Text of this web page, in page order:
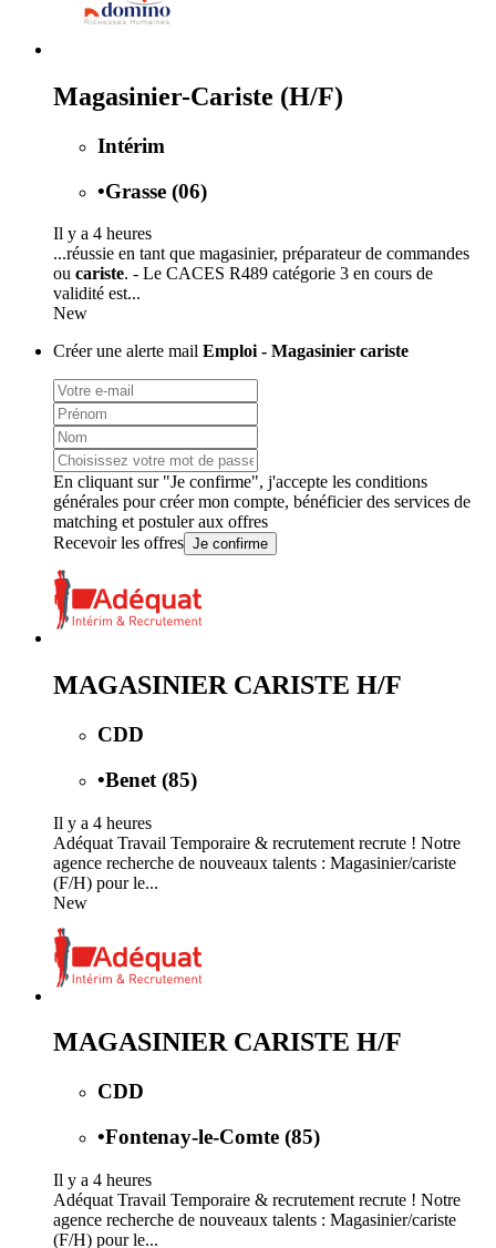
Magasinier-Cariste (H/F)
Intérim
•Grasse (06)
Il y a 4 heures
...réussie en tant que magasinier, préparateur de commandes
ou cariste. - Le CACES R489 catégorie 3 en cours de
validité est...
New
Créer une alerte mail Emploi - Magasinier cariste
En cliquant sur "Je confirme", j'accepte les conditions
générales pour créer mon compte, bénéficier des services de
matching et postuler aux offres
Recevoir les offres Je confirme
MAGASINIER CARISTE H/F
CDD
•Benet (85)
Il y a 4 heures
Adéquat Travail Temporaire & recrutement recrute ! Notre
agence recherche de nouveaux talents : Magasinier/cariste
(F/H) pour le...
New
MAGASINIER CARISTE H/F
CDD
•Fontenay-le-Comte (85)
Il y a 4 heures
Adéquat Travail Temporaire & recrutement recrute ! Notre
agence recherche de nouveaux talents : Magasinier/cariste
(F/H) pour le...